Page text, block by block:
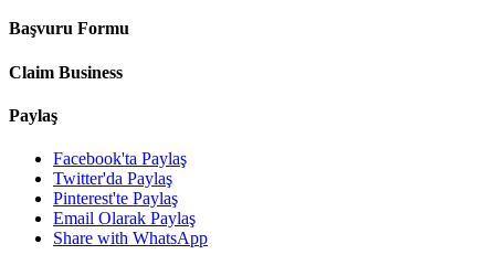
Başvuru Formu
Claim Business
Paylaş
Facebook'ta Paylaş
Twitter'da Paylaş
Pinterest'te Paylaş
Email Olarak Paylaş
Share with WhatsApp